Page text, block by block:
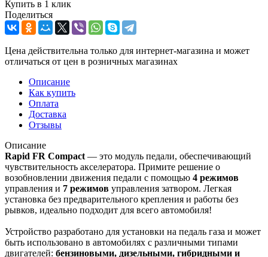
Купить в 1 клик
Поделиться
Цена действительна только для интернет-магазина и может
отличаться от цен в розничных магазинах
Описание
Как купить
Оплата
Доставка
Отзывы
Описание
Rapid FR Compact — это модуль педали, обеспечивающий
чувствительность акселератора. Примите решение о
возобновлении движения педали с помощью 4 режимов
управления и 7 режимов управления затвором. Легкая
установка без предварительного крепления и работы без
рывков, идеально подходит для всего автомобиля!
Устройство разработано для установки на педаль газа и может
быть использовано в автомобилях с различными типами
двигателей: бензиновыми, дизельными, гибридными и